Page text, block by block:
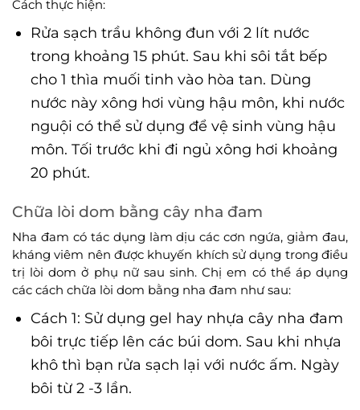
Cách thực hiện:
Rửa sạch trầu không đun với 2 lít nước
trong khoảng 15 phút. Sau khi sôi tắt bếp
cho 1 thìa muối tinh vào hòa tan. Dùng
nước này xông hơi vùng hậu môn, khi nước
nguội có thể sử dụng để vệ sinh vùng hậu
môn. Tối trước khi đi ngủ xông hơi khoảng
20 phút.
Chữa lòi dom bằng cây nha đam
Nha đam có tác dụng làm dịu các cơn ngứa, giảm đau,
kháng viêm nên được khuyến khích sử dụng trong điều
trị lòi dom ở phụ nữ sau sinh. Chị em có thể áp dụng
các cách chữa lòi dom bằng nha đam như sau:
Cách 1: Sử dụng gel hay nhựa cây nha đam
bôi trực tiếp lên các búi dom. Sau khi nhựa
khô thì bạn rửa sạch lại với nước ấm. Ngày
bôi từ 2 -3 lần.